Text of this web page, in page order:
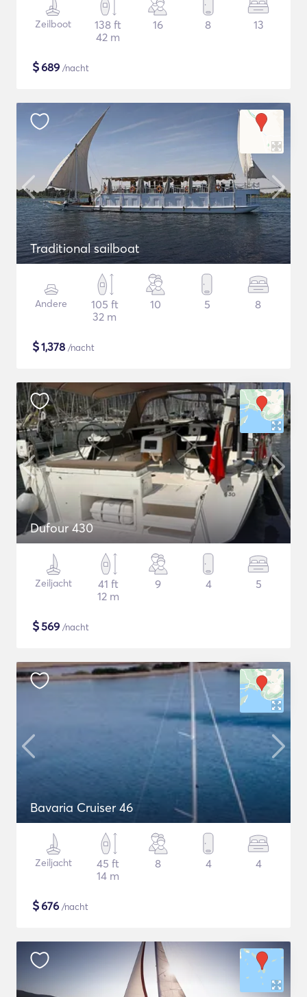
Zeilboot
138 ft
42 m
16 8 13
$689 /nacht
Traditional sailboat
Andere
105 ft
32 m
10 5 8
$1,378 /nacht
Dufour 430
Zeiljacht
41 ft
12 m
9 4 5
$569 /nacht
Bavaria Cruiser 46
Zeiljacht
45 ft
14 m
8 4 4
$676 /nacht